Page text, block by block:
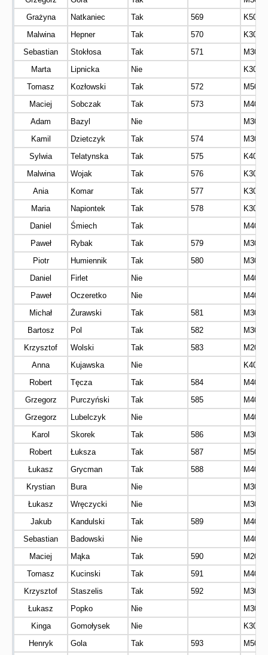
Grażyna
Natkaniec Tak 569
K50
Malwina
Hepner Tak 570
K30
Sebastian
Stokłosa Tak 571
M30
Marta
Lipnicka Nie
K30
Tomasz
Kozłowski Tak 572
M50
Maciej
Sobczak Tak 573
M40
Adam
Bazyl Nie
M30
Kamil
Dzietczyk Tak 574
M30
Sylwia
Telatynska Tak 575
K40
Malwina
Wojak Tak 576
K30
Ania
Komar Tak 577
K30
Maria
Napiontek Tak 578
K30
Daniel
Śmiech Tak
M40
Paweł
Rybak Tak 579
M30
Piotr
Humiennik Tak 580
M30
Daniel
Firlet Nie
M40
Paweł
Oczeretko Nie
M40
Michał
Żurawski Tak 581
M30
Bartosz
Pol Tak 582
M30
Krzysztof
Wolski Tak 583
M20
Anna
Kujawska Nie
K40
Robert
Tęcza Tak 584
M40
Grzegorz
Purczyński Tak 585
M40
Grzegorz
Lubelczyk Nie
M40
Karol
Skorek Tak 586
M30
Robert
Łuksza Tak 587
M50
Łukasz
Grycman Tak 588
M40
Krystian
Bura Nie
M30
Łukasz
Wręczycki Nie
M30
Jakub
Kandulski Tak 589
M40
Sebastian
Badowski Nie
M40
Maciej
Mąka Tak 590
M20
Tomasz
Kucinski Tak 591
M40
Krzysztof
Staszelis Tak 592
M30
Łukasz
Popko Nie
M30
Kinga
Gomołysek Nie
K30
Henryk
Gola Tak 593 M50